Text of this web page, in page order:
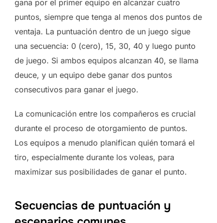
gana por el primer equipo en alcanzar cuatro
puntos, siempre que tenga al menos dos puntos de
ventaja. La puntuación dentro de un juego sigue
una secuencia: 0 (cero), 15, 30, 40 y luego punto
de juego. Si ambos equipos alcanzan 40, se llama
deuce, y un equipo debe ganar dos puntos
consecutivos para ganar el juego.
La comunicación entre los compañeros es crucial
durante el proceso de otorgamiento de puntos.
Los equipos a menudo planifican quién tomará el
tiro, especialmente durante los voleas, para
maximizar sus posibilidades de ganar el punto.
Secuencias de puntuación y